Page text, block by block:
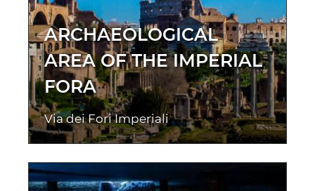
ARCHAEOLOGICAL
AREA OF THE IMPERIAL
FORA
Via dei Fori Imperiali